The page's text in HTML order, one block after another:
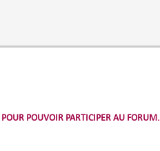
POUR POUVOIR PARTICIPER AU FORUM.